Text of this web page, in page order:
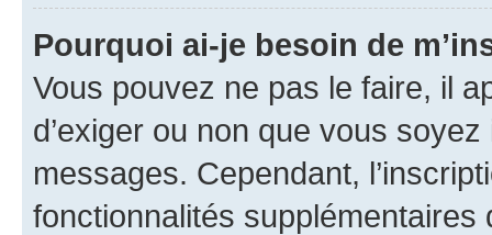
Pourquoi ai-je besoin de
Vous pouvez ne pas le faire, il
d’exiger ou non que vous
messages. Cependant,
fonctionnalités